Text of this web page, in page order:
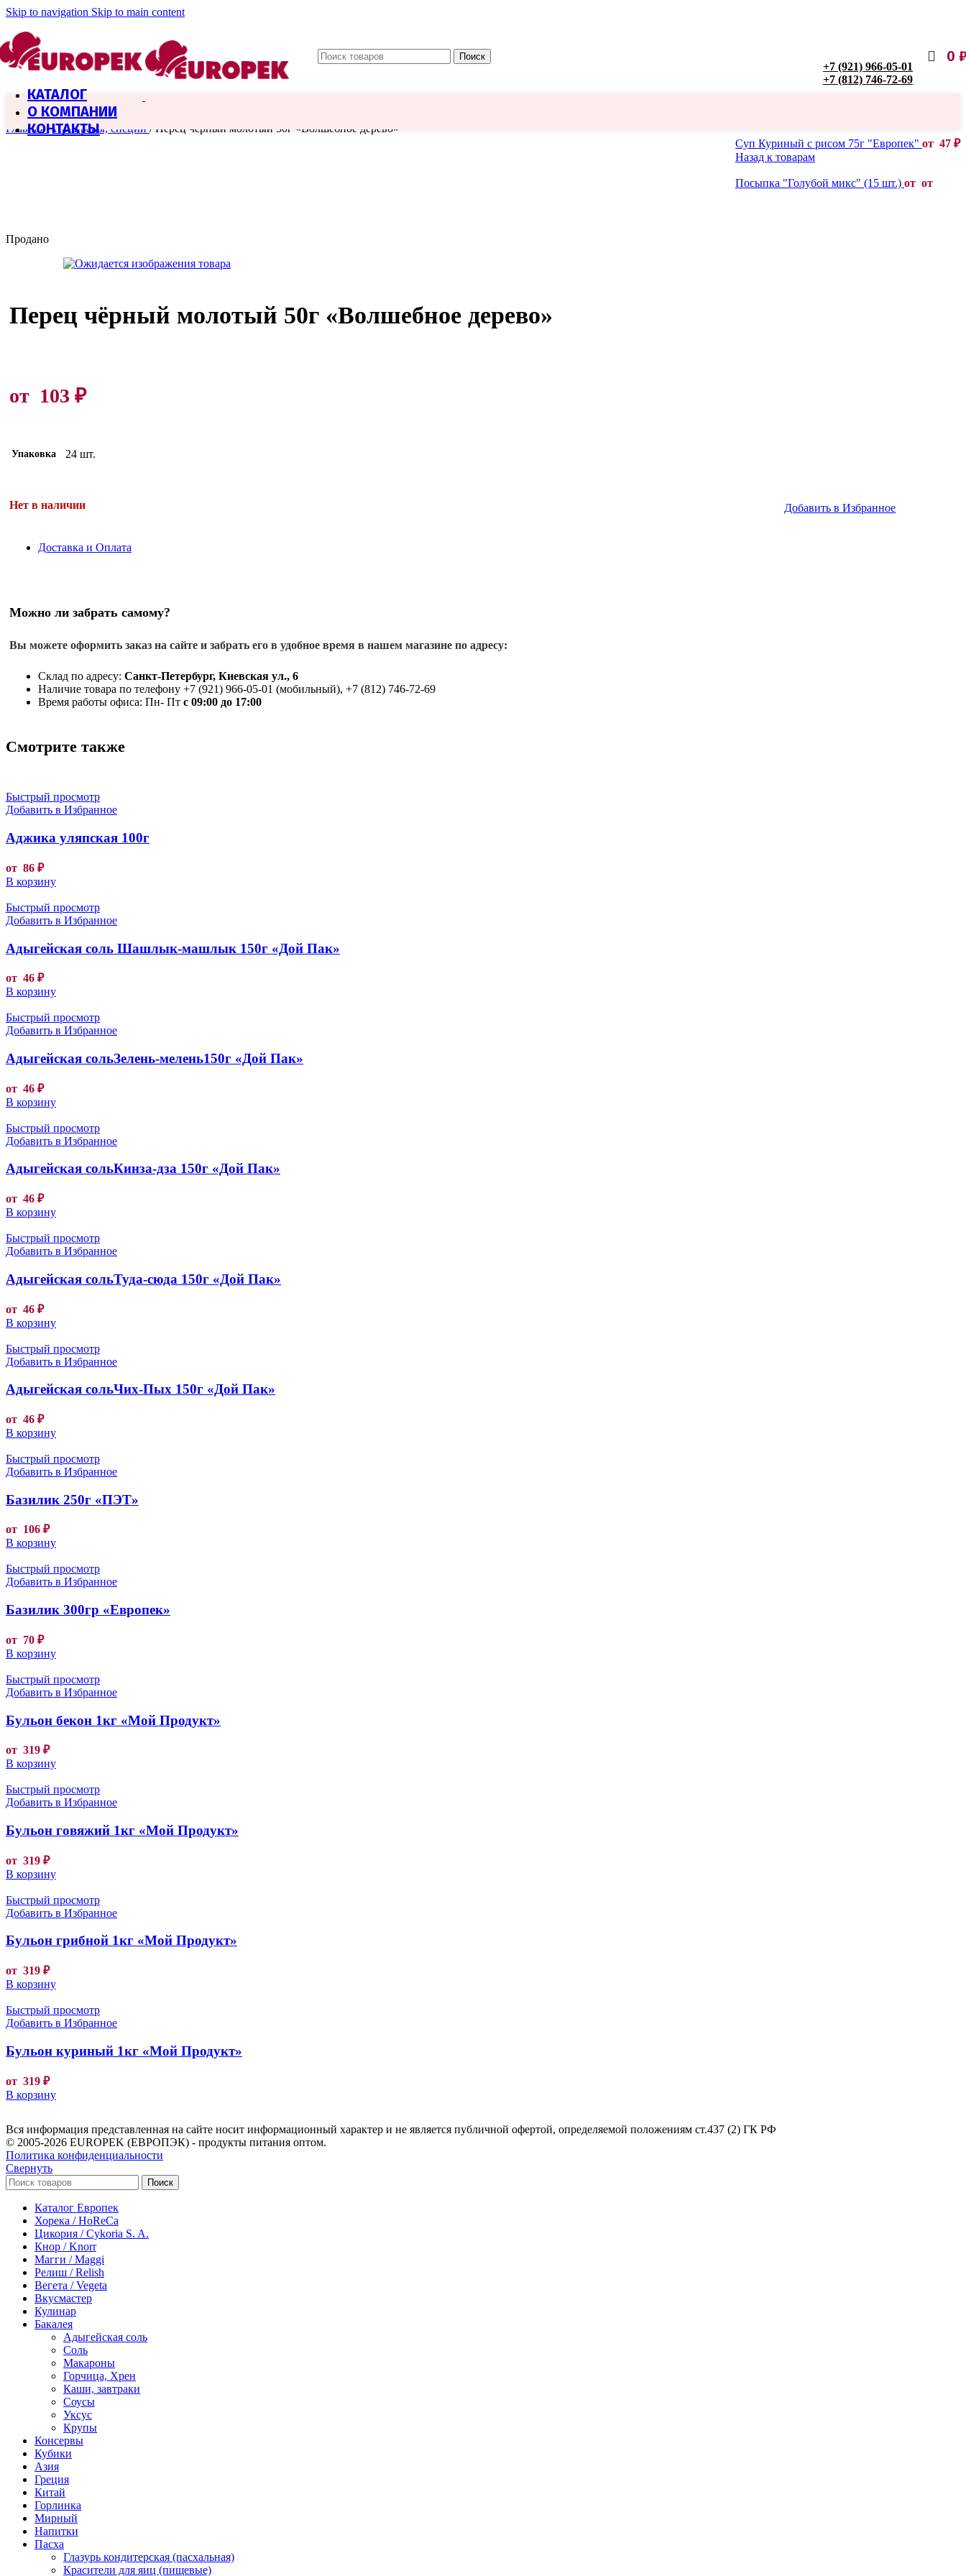
Skip to navigation Skip to main content
Поиск
+7 (921) 966-05-01
+7 (812) 746-72-69
0
КАТАЛОГ
О КОМПАНИИ
КОНТАКТЫ
Главная / Приправы, специи / Перец чёрный молотый 50г «Волшебное дерево»
Суп Куриный с рисом 75г "Европек" от 47 ₽
Назад к товарам
Посыпка "Голубой микс" (15 шт.) от от
Продано
Перец чёрный молотый 50г «Волшебное дерево»
от 103 ₽
Упаковка 24 шт.
Нет в наличии Добавить в Избранное
Доставка и Оплата
Можно ли забрать самому?
Вы можете оформить заказ на сайте и забрать его в удобное время в нашем магазине по адресу:
Склад по адресу: Санкт-Петербург, Киевская ул., 6
Наличие товара по телефону +7 (921) 966-05-01 (мобильный), +7 (812) 746-72-69
Время работы офиса: Пн- Пт с 09:00 до 17:00
Смотрите также
Быстрый просмотр
Добавить в Избранное
Аджика уляпская 100г
от 86 ₽
В корзину
Быстрый просмотр
Добавить в Избранное
Адыгейская соль Шашлык-машлык 150г «Дой Пак»
от 46 ₽
В корзину
Быстрый просмотр
Добавить в Избранное
Адыгейская сольЗелень-мелень150г «Дой Пак»
от 46 ₽
В корзину
Быстрый просмотр
Добавить в Избранное
Адыгейская сольКинза-дза 150г «Дой Пак»
от 46 ₽
В корзину
Быстрый просмотр
Добавить в Избранное
Адыгейская сольТуда-сюда 150г «Дой Пак»
от 46 ₽
В корзину
Быстрый просмотр
Добавить в Избранное
Адыгейская сольЧих-Пых 150г «Дой Пак»
от 46 ₽
В корзину
Быстрый просмотр
Добавить в Избранное
Базилик 250г «ПЭТ»
от 106 ₽
В корзину
Быстрый просмотр
Добавить в Избранное
Базилик 300гр «Европек»
от 70 ₽
В корзину
Быстрый просмотр
Добавить в Избранное
Бульон бекон 1кг «Мой Продукт»
от 319 ₽
В корзину
Быстрый просмотр
Добавить в Избранное
Бульон говяжий 1кг «Мой Продукт»
от 319 ₽
В корзину
Быстрый просмотр
Добавить в Избранное
Бульон грибной 1кг «Мой Продукт»
от 319 ₽
В корзину
Быстрый просмотр
Добавить в Избранное
Бульон куриный 1кг «Мой Продукт»
от 319 ₽
В корзину
Вся информация представленная на сайте носит информационный характер и не является публичной офертой, определяемой положениям ст.437 (2) ГК РФ
© 2005-2026 EUROPEK (ЕВРОПЭК) - продукты питания оптом.
Политика конфиденциальности
Свернуть
Поиск
Каталог Европек
Хорека / HoReCa
Цикория / Cykoria S. A.
Кнор / Knorr
Магги / Maggi
Релиш / Relish
Вегета / Vegeta
Вкусмастер
Кулинар
Бакалея
Адыгейская соль
Соль
Макароны
Горчица, Хрен
Каши, завтраки
Соусы
Уксус
Крупы
Консервы
Кубики
Азия
Греция
Китай
Горлинка
Мирный
Напитки
Пасха
Глазурь кондитерская (пасхальная)
Красители для яиц (пищевые)